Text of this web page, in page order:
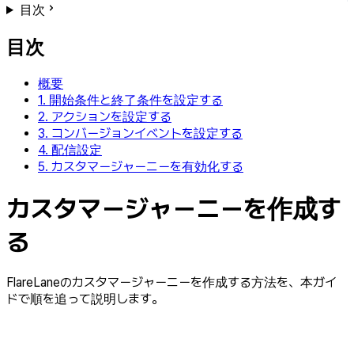
目次
目次
概要
1. 開始条件と終了条件を設定する
2. アクションを設定する
3. コンバージョンイベントを設定する
4. 配信設定
5. カスタマージャーニーを有効化する
カスタマージャーニーを作成す
る
FlareLaneのカスタマージャーニーを作成する方法を、本ガイ
ドで順を追って説明します。